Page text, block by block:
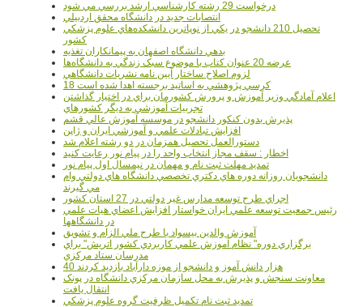
درخواست 29 رشته کارشناسي ارشد بررسي مي شود
انتصابات جديد در دانشگاه محقق اردبيلي
تحصيل 210 دانشجو در يکي از نوپاترين دانشکده‌هاي علوم پزشکي
کشور
بدهي دانشگاه اصفهان به پيمانکاران تغذيه
عرضه 20 عنوان کتاب با موضوع سبک زندگي به دانشگاه‌ها
لزوم اصلاح ساختار آيين نامه نشريات دانشگاهي
18 کرسي پژوهشي به اساتيد برجسته اهدا شده است
اعلام آمادگي وزير آموزش و پرورش کشورمان براي در اختيار گذاشتن
تجربيات آموزشي به ديگر کشورهاي
پذيرش بدون کنکور دانشجو در موسسه آموزش عالي قشم
افزايش تبادلات علمي و آموزشي ايران و ژاپن
دستورالعمل تحصیل همزمان در دو رشته اعلام شد
اخطار : سقف مجاز انتخاب واحد را در پیام نور رعایت کنید
تمدید مهلت ثبت نام و مهمان در نیمسال اول پیام نور
دانشجويان روزانه دوره هاي دكتري تخصصي دانشگاه هاي دولتي وام
مي گيرند
اجراي طرح توسعه مدارس غير دولتي در 27 استان کشور
رئيس جمعيت توسعه علمي ايران خواستار افزايش اعضاي هيات علمي
در دانشگاهها
آموزش والدين بيسواد با طرح ملي الزام و تشويق
برگزاري دوره" نظام آموزش علمي كاربردي كشور اتريش" براي
مدرسان ستاد مرکزي
40 هزار دانش آموز و دانشجو از موزه دارآباد بازديد کردند
معاونت سنجش و پذيرش به محل سازمان مرکزي دانشگاه در پونک
انتقال يافت
تمديد ثبت نام تکميل ظرفيت گروه علوم پزشکي